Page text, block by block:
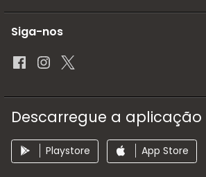
Siga-nos
Descarregue a aplicação
Playstore App Store